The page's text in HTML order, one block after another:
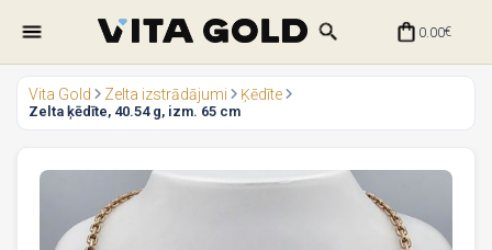
0.00€
Vita Gold Zelta izstrādājumi Ķēdīte
Zelta ķēdīte, 40.54 g, izm. 65 cm